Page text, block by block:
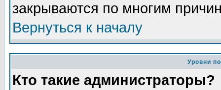
закрываются по многим
Вернуться к началу
Уровни
Кто такие администраторы?